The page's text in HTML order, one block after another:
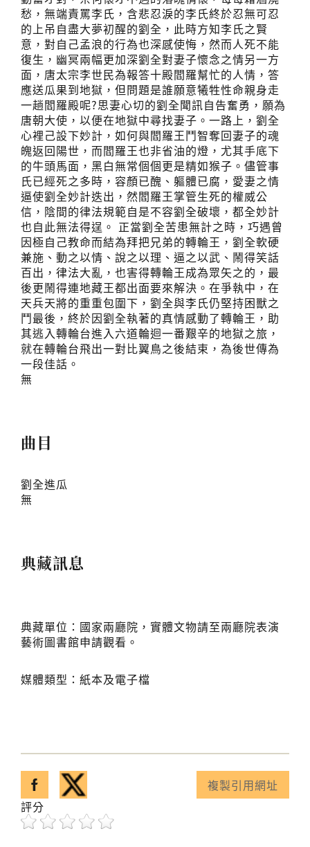
愁，無端責罵李氏，含悲忍淚的李氏終於忍無可忍
的上吊自盡大夢初醒的劉全，此時方知李氏之賢
意，對自己孟浪的行為也深感使悔，然而人死不能
復生，幽冥兩幅更加深劉全對妻子懷念之情另一方
面，唐太宗李世民為報答十殿閻羅幫忙的人情，答
應送瓜果到地獄，但問題是誰願意犧牲性命親身走
一趟閻羅殿呢?思妻心切的劉全聞訊自告奮勇，願為
唐朝大使，以便在地獄中尋找妻子。一路上，劉全
心裡己設下妙計，如何與閻羅王鬥智奪回妻子的魂
魄返回陽世，而閻羅王也非省油的燈，尤其手底下
的牛頭馬面，黑白無常個個更是精如猴子。儘管事
氏已經死之多時，容顏已醜、軀體已腐，愛妻之情
逼使劉全妙計迭出，然閻羅王掌管生死的權威公
信，陰間的律法規範自是不容劉全破壞，都全妙計
也自此無法得逞。 正當劉全苦患無計之時，巧遇曾
因極自己教命而結為拜把兄弟的轉輪王，劉全軟硬
兼施、動之以情、說之以理、逼之以武、鬧得笑話
百出，律法大亂，也害得轉輪王成為眾矢之的，最
後更鬧得連地藏王都出面要來解決。在爭執中，在
天兵天將的重重包圍下，劉全與李氏仍堅持困獸之
鬥最後，終於因劉全執著的真情感動了轉輪王，助
其逃入轉輪台進入六道輪迴一番艱辛的地獄之旅，
就在轉輪台飛出一對比翼鳥之後結束，為後世傳為
一段佳話。
無
曲目
劉全進瓜
無
典藏訊息
典藏單位：國家兩廳院，實體文物請至兩廳院表演
藝術圖書館申請觀看。
媒體類型：紙本及電子檔
分享至facebook
分享至twitter
複製引用網址
已複製引用網址！
評分